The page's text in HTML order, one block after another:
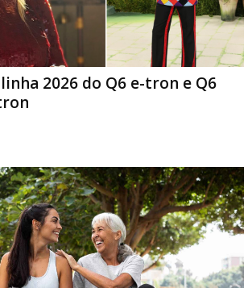
2026 do Q6 e-tron e Q6